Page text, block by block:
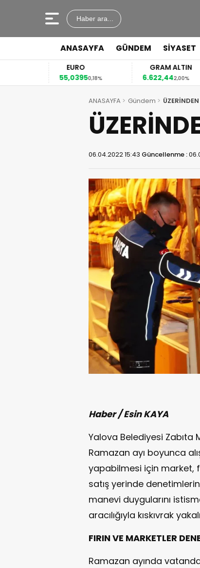
Haber ara...
ANASAYFA GÜNDEM SİYASET
EURO
55,03950,18%
GRAM ALTIN
6.622,442,00%
ANASAYFA Gündem
06.04.2022 15:43 Güncellenme :
Haber / Esin KAYA
Yalova Belediyesi Zabıta
Ramazan ayı boyunca
yapabilmesi için market,
satış yerinde
manevi duygularını
aracılığıyla kıskıvrak
FIRIN VE MARKETLER
Ramazan ayında